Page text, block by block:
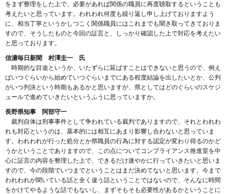
をまず整理をした上で、必要があれば関係の職員に再度聴取するということも
考えたいと思っています。われわれ何度も繰り返し申し上げておりますよう
に、相当丁寧というかしつこく関係職員にはこれまでも聞き取ってきておりま
すので、そうしたものと今回の証言と、しっかり確認した上で対応を考えたい
と思っております。
信濃毎日新聞 村澤圭一 氏
時期的な目途というか、いたずらに延ばすことはできないと思うので、例え
ばいつぐらいから始めていつぐらいまでにある程度結論を出したいとか、公判
がいつ判決という時期もあるかと思いますが、県としてはどのぐらいのスケジ
ュールで進めていきたいというふうに思っていますか。
長野県知事 阿部守一
裁判自体は刑事事件として争われている裁判でありますので、それとわれわ
れも対応というのは、基本的には相互にあまり影響し合わないと思っていま
す。われわれが行った処分とか県職員の行為に対する認定が変わり得るのかど
うかということでありますので、この点についてコンプライアンス推進室を中
心に証言の内容を整理した上で、できるだけ速やかに行っていきたいと思いま
すので、今の段階でいつまでということはまだ決めてないと思います。今まで
われわれが聞いている話と全く違う話ということではないので、そんなに時間
をかけてやるような話でもないし、まずそもそも必要性があるかということに